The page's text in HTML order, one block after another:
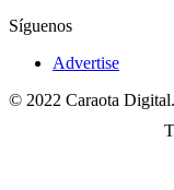
Síguenos
Advertise
© 2022 Caraota